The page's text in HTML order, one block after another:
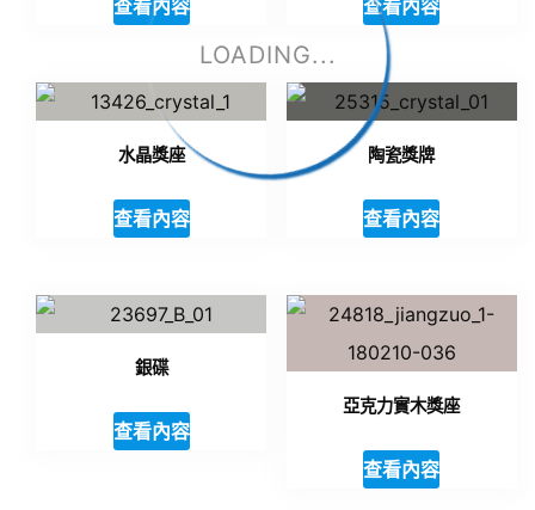
LOADING...
查看內容 查看內容
水晶獎座
查看內容
陶瓷獎牌
查看內容
銀碟
查看內容
亞克力實木獎座
查看內容